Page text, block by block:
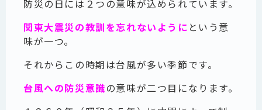
防災の日には２つの意味が込められています。
関東大震災の教訓を忘れないように という意
味が一つ。
それからこの時期は台風が多い季節です。
台風への防災意識の意味が二つ目になります。